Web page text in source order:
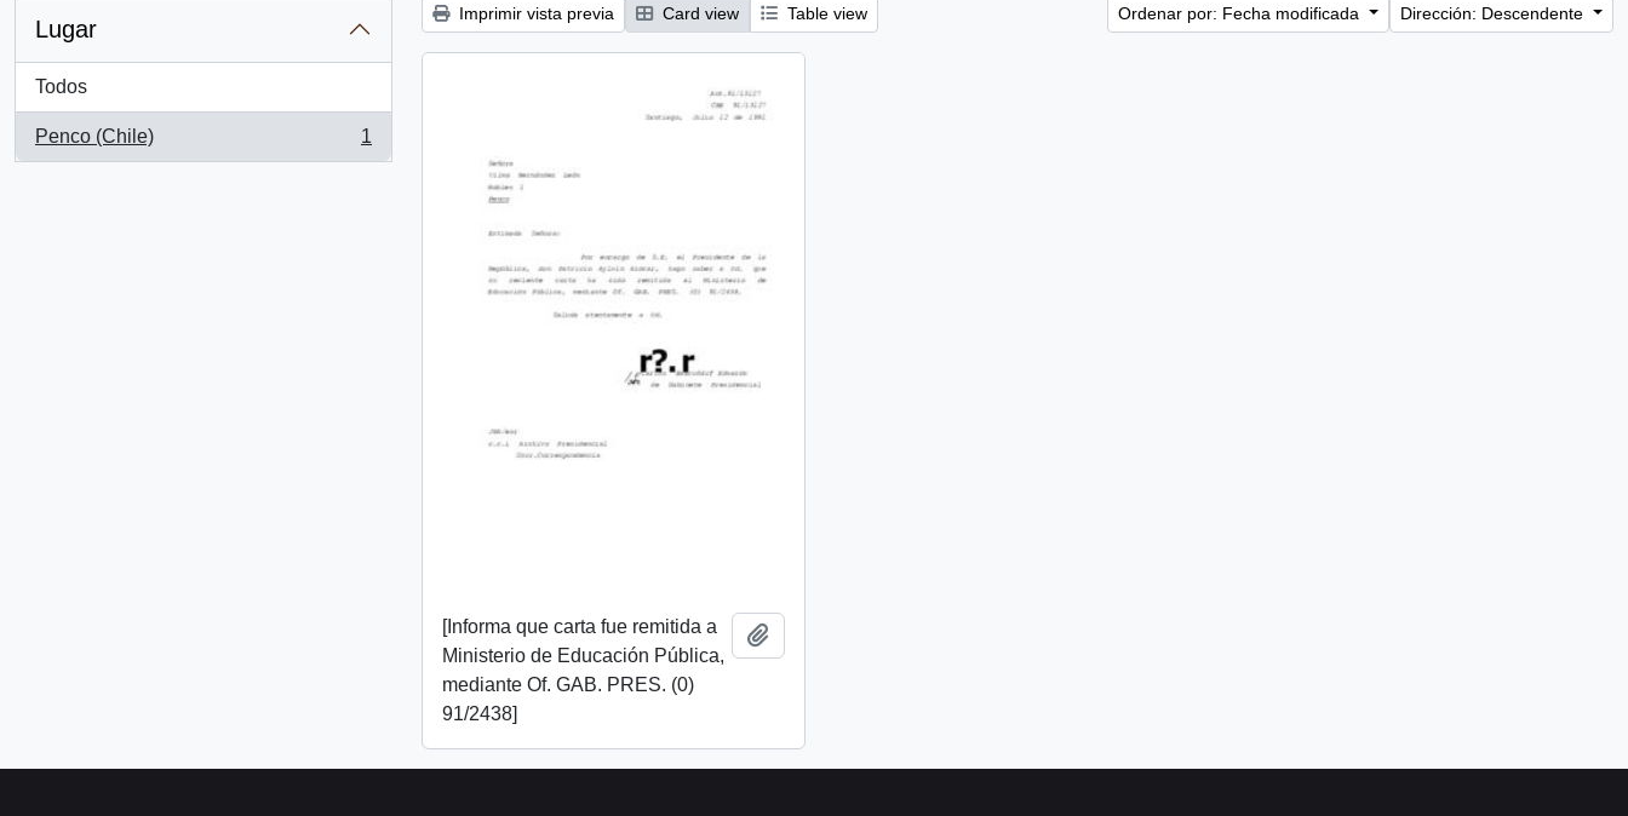
Lugar
Todos
Penco (Chile)
, 1 resultados
1
Imprimir vista previa Card view Table view Ordenar por: Fecha modificada Dirección: Descendente
[Informa que carta fue remitida a
Ministerio de Educación Pública,
mediante Of. GAB. PRES. (0)
91/2438]